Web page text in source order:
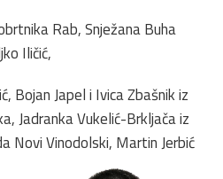
Rab, Snježana Buha
Iličić,
Bojan Japel i Ivica Zbašnik iz
Jadranka Vukelić-Brkljača iz
Novi Vinodolski, Martin Jerbić